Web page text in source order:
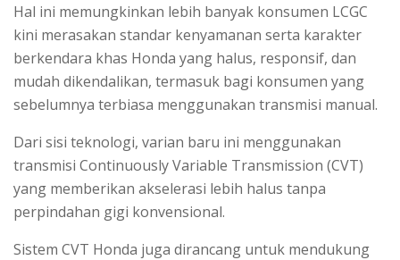
Hal ini memungkinkan lebih banyak konsumen LCGC
kini merasakan standar kenyamanan serta karakter
berkendara khas Honda yang halus, responsif, dan
mudah dikendalikan, termasuk bagi konsumen yang
sebelumnya terbiasa menggunakan transmisi manual.
Dari sisi teknologi, varian baru ini menggunakan
transmisi Continuously Variable Transmission (CVT)
yang memberikan akselerasi lebih halus tanpa
perpindahan gigi konvensional.
Sistem CVT Honda juga dirancang untuk mendukung